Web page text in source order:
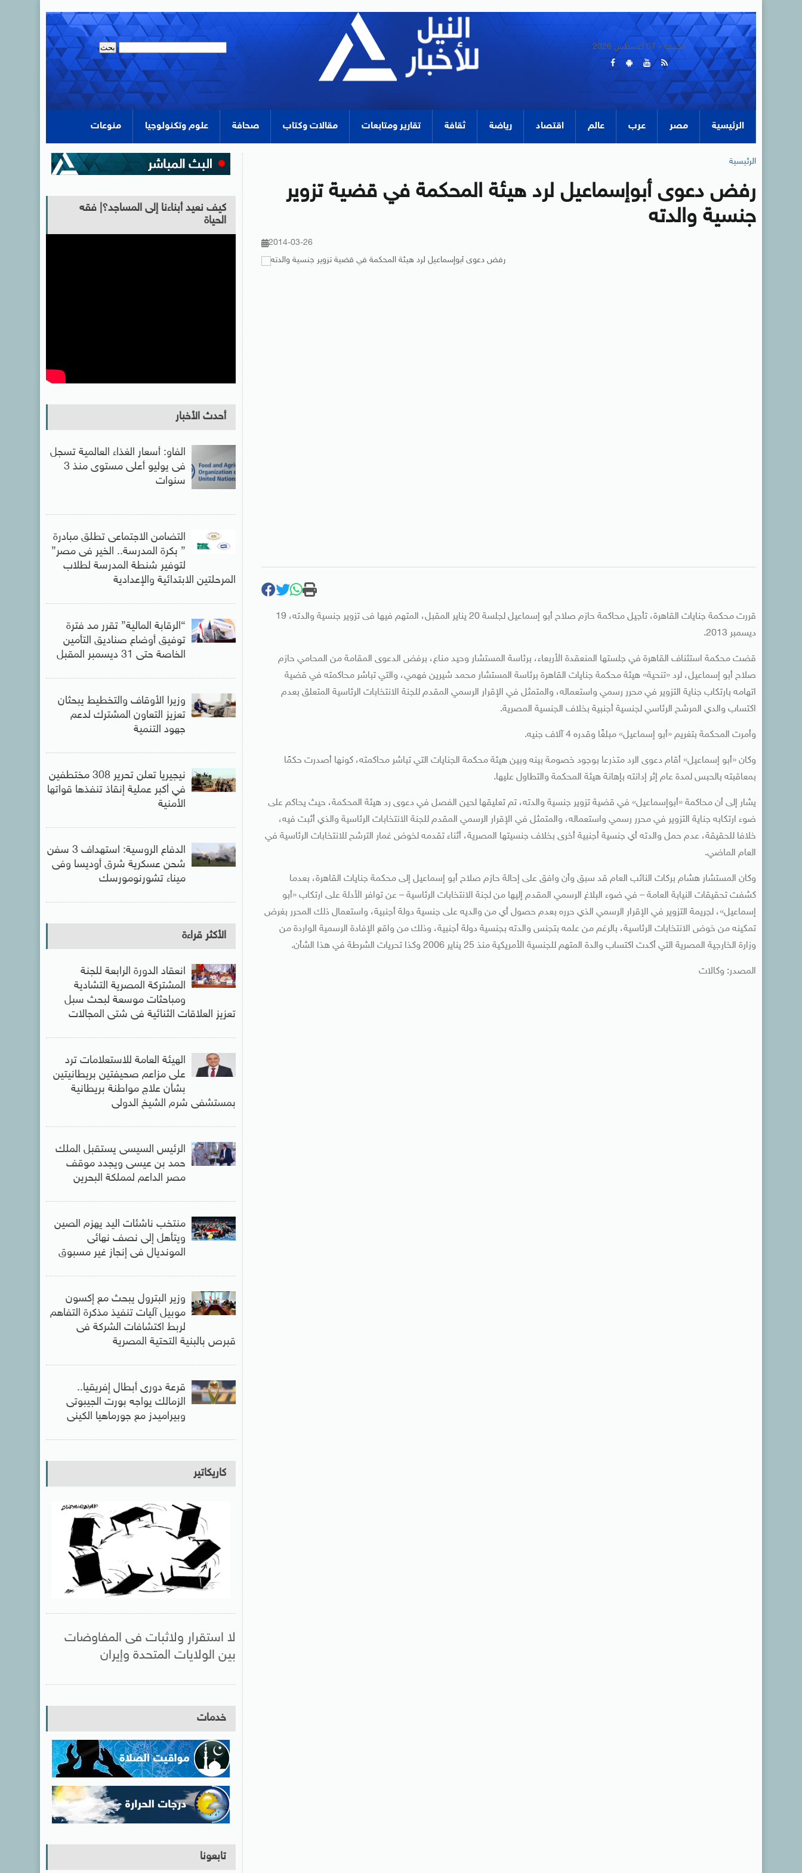
الجمعة - 07 أغسطس 2026
الرئيسية مصر عرب عالم اقتصاد رياضة ثقافة تقارير ومتابعات مقالات وكتاب صحافة علوم وتكنولوجيا منوعات
الرئيسية
رفض دعوى أبوإسماعيل لرد هيئة المحكمة في قضية تزوير
جنسية والدته
2014-03-26
قررت محكمة جنايات القاهرة، تأجيل محاكمة حازم صلاح أبو إسماعيل لجلسة 20 يناير المقبل، المتهم فيها فى تزوير جنسية والدته، 19
ديسمبر 2013.
قضت محكمة استئناف القاهرة في جلستها المنعقدة الأربعاء، برئاسة المستشار وحيد مناع، برفض الدعوى المقامة من المحامي حازم
صلاح أبو إسماعيل، لرد «تنحية» هيئة محكمة جنايات القاهرة برئاسة المستشار محمد شيرين فهمي، والتي تباشر محاكمته في قضية
اتهامه بارتكاب جناية التزوير في محرر رسمي واستعماله، والمتمثل في الإقرار الرسمي المقدم للجنة الانتخابات الرئاسية المتعلق بعدم
اكتساب والدي المرشح الرئاسي لجنسية أجنبية بخلاف الجنسية المصرية.
وأمرت المحكمة بتغريم «أبو إسماعيل» مبلغًا وقدره 4 آلاف جنيه.
وكان «أبو إسماعيل» أقام دعوى الرد متذرعا بوجود خصومة بينه وبين هيئة محكمة الجنايات التي تباشر محاكمته، كونها أصدرت حكمًا
بمعاقبته بالحبس لمدة عام إثر إدانته بإهانة هيئة المحكمة والتطاول عليها.
يشار إلى أن محاكمة «أبوإسماعيل» في قضية تزوير جنسية والدته، تم تعليقها لحين الفصل في دعوى رد هيئة المحكمة، حيث يحاكم على
ضوء ارتكابه جناية التزوير في محرر رسمي واستعماله، والمتمثل في الإقرار الرسمي المقدم للجنة الانتخابات الرئاسية والذي أثبت فيه،
خلافا للحقيقة، عدم حمل والدته أي جنسية أجنبية أخرى بخلاف جنسيتها المصرية، أثناء تقدمه لخوض غمار الترشح للانتخابات الرئاسية في
العام الماضي.
وكان المستشار هشام بركات النائب العام قد سبق وأن وافق على إحالة حازم صلاح أبو إسماعيل إلى محكمة جنايات القاهرة، بعدما
كشفت تحقيقات النيابة العامة – في ضوء البلاغ الرسمي المقدم إليها من لجنة الانتخابات الرئاسية – عن توافر الأدلة على ارتكاب «أبو
إسماعيل»، لجريمة التزوير في الإقرار الرسمي الذي حرره بعدم حصول أي من والديه على جنسية دولة أجنبية، واستعمال ذلك المحرر بغرض
تمكينه من خوض الانتخابات الرئاسية، بالرغم من علمه بتجنس والدته بجنسية دولة أجنبية، وذلك من واقع الإفادة الرسمية الواردة من
وزارة الخارجية المصرية التي أكدت اكتساب والدة المتهم للجنسية الأمريكية منذ 25 يناير 2006 وكذا تحريات الشرطة في هذا الشأن.
المصدر: وكالات
كيف نعيد أبناءنا إلى المساجد؟| فقه
الحياة
أحدث الأخبار
الفاو: أسعار الغذاء العالمية تسجل
فى يوليو أعلى مستوى منذ 3
سنوات
التضامن الاجتماعى تطلق مبادرة
” بكرة المدرسة.. الخير فى مصر”
لتوفير شنطة المدرسة لطلاب
المرحلتين الابتدائية والإعدادية
“الرقابة المالية” تقرر مد فترة
توفيق أوضاع صناديق التأمين
الخاصة حتى 31 ديسمبر المقبل
وزيرا الأوقاف والتخطيط يبحثان
تعزيز التعاون المشترك لدعم
جهود التنمية
نيجيريا تعلن تحرير 308 مختطفين
في أكبر عملية إنقاذ تنفذها قواتها
الأمنية
الدفاع الروسية: استهداف 3 سفن
شحن عسكرية شرق أوديسا وفى
ميناء تشورنومورسك
الأكثر قراءة
انعقاد الدورة الرابعة للجنة
المشتركة المصرية التشادية
ومباحثات موسعة لبحث سبل
تعزيز العلاقات الثنائية فى شتى المجالات
الهيئة العامة للاستعلامات ترد
على مزاعم صحيفتين بريطانيتين
بشأن علاج مواطنة بريطانية
بمستشفى شرم الشيخ الدولى
الرئيس السيسى يستقبل الملك
حمد بن عيسى ويجدد موقف
مصر الداعم لمملكة البحرين
منتخب ناشئات اليد يهزم الصين
ويتأهل إلى نصف نهائى
المونديال فى إنجاز غير مسبوق
وزير البترول يبحث مع إكسون
موبيل آليات تنفيذ مذكرة التفاهم
لربط اكتشافات الشركة فى
قبرص بالبنية التحتية المصرية
قرعة دورى أبطال إفريقيا..
الزمالك يواجه بورت الجيبوتى
وبيراميدز مع جورماهيا الكينى
كاريكاتير
لا استقرار ولاثبات فى المفاوضات
بين الولايات المتحدة وإيران
خدمات
تابعونا